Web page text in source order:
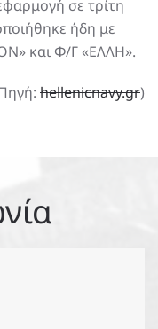
σε τρίτη
ήδη με
και Φ/Γ «ΕΛΛΗ».
hellenicnavy.gr)